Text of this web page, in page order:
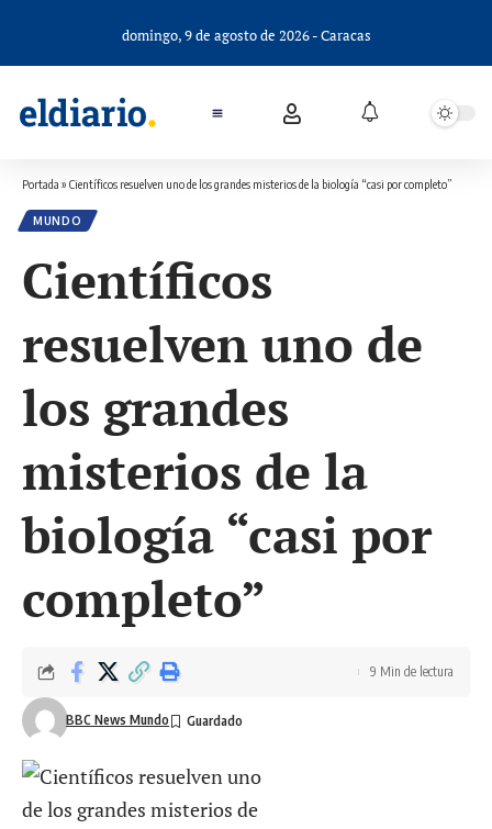
domingo, 9 de agosto de 2026 - Caracas
Portada » Científicos resuelven uno de los grandes misterios de la biología “casi por completo”
MUNDO
Científicos
resuelven uno de
los grandes
misterios de la
biología “casi por
completo”
BBC News Mundo
9 Min de lectura